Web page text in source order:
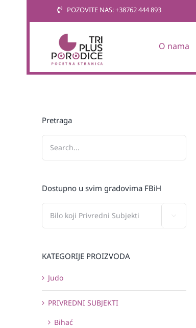
POZOVITE NAS: +38762 444 893
O nama
Pretraga
Dostupno u svim gradovima FBiH
KATEGORIJE PROIZVODA
Judo
PRIVREDNI SUBJEKTI
Bihać